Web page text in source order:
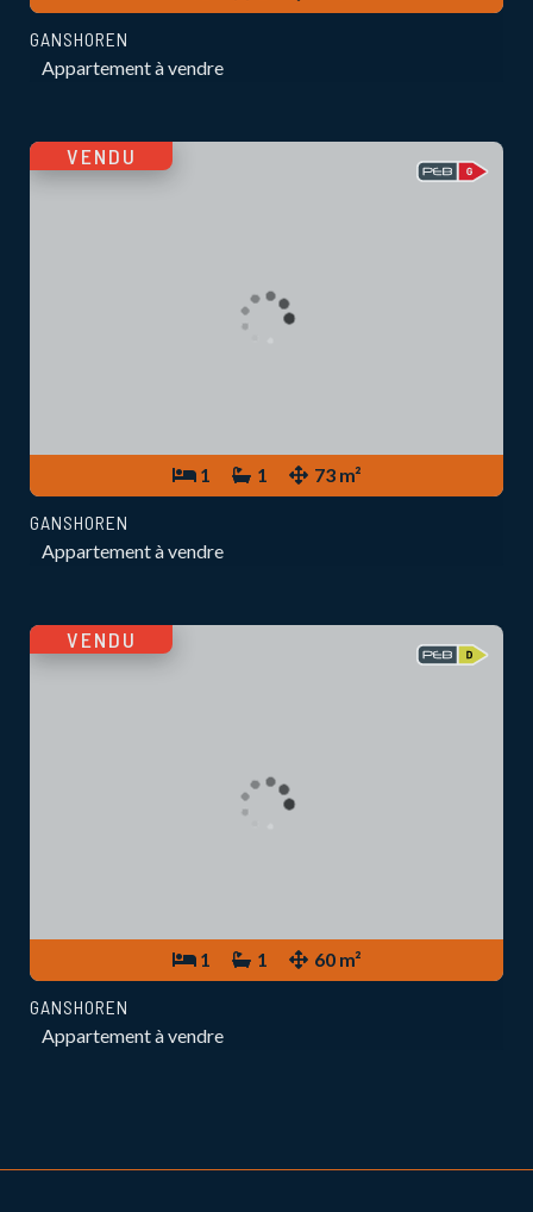
GANSHOREN
Appartement à vendre
1 1 73 m²
VENDU
GANSHOREN
Appartement à vendre
1 1 60 m²
VENDU
GANSHOREN
Appartement à vendre